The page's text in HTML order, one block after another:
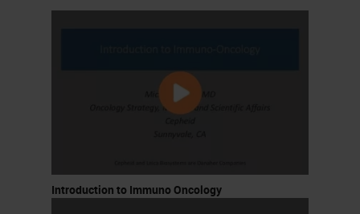
Introduction to Immuno Oncology